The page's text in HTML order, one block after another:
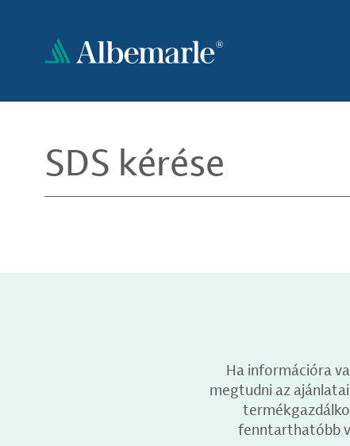
tartalomra
SDS kérése
Ha információra
megtudni az
fenntarthatóbb